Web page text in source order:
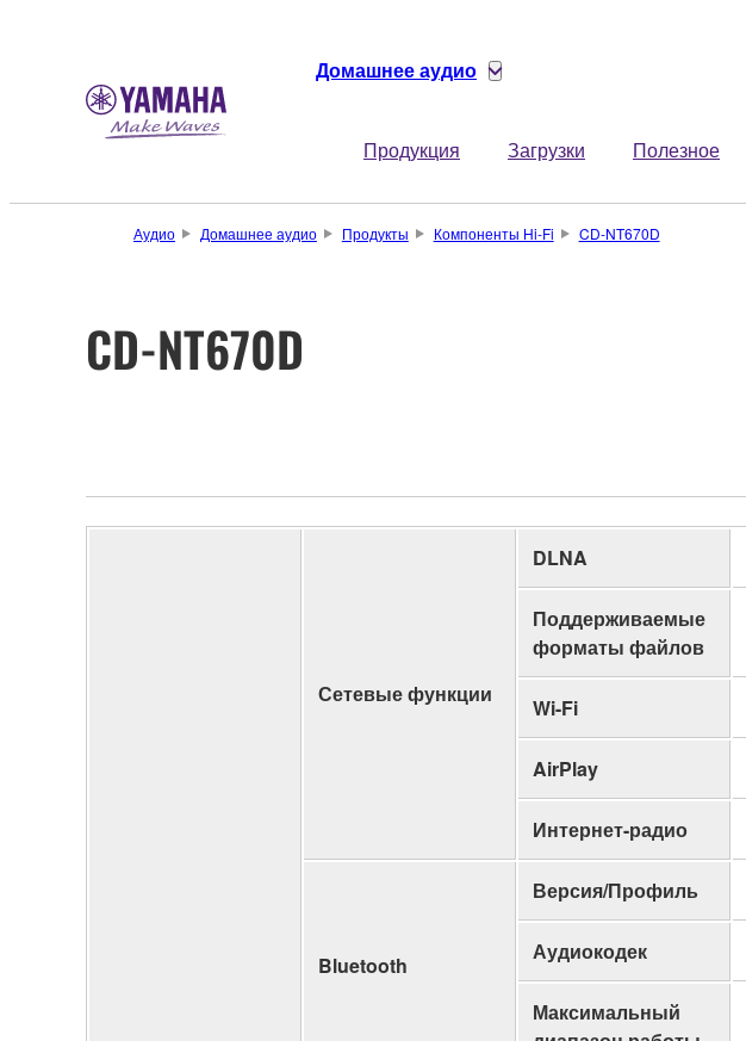
Домашнее аудио
Продукция Загрузки Полезное
Аудио Домашнее аудио Продукты Компоненты Hi-Fi CD-NT670D
CD-NT670D
Сетевые функции
DLNA
Поддерживаемые
форматы файлов
Wi-Fi
AirPlay
Интернет-радио
Bluetooth
Версия/Профиль
Аудиокодек
Максимальный